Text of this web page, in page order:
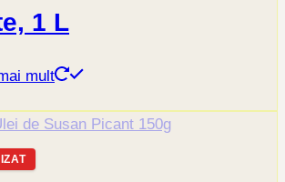
1 L
mult